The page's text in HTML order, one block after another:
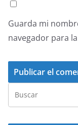
Guarda mi
navegador para